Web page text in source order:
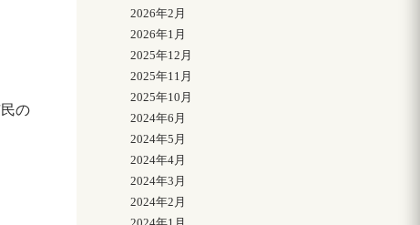
の
2026年2月
2026年1月
2025年12月
2025年11月
2025年10月
2024年6月
2024年5月
2024年4月
2024年3月
2024年2月